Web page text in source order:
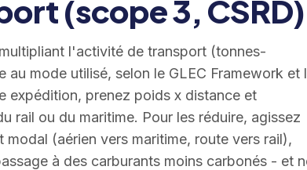
(scope 3, CSRD)
l'activité de transport (tonnes-
mode utilisé, selon le GLEC Framework et
expédition, prenez poids x distance et
rail ou du maritime. Pour les réduire, agissez
(aérien vers maritime, route vers rail),
à des carburants moins carbonés - et